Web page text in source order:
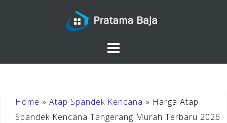
Home » Atap Spandek Kencana » Harga Atap
Spandek Kencana Tangerang Murah Terbaru 2026